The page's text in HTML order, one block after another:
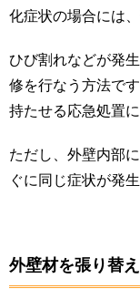
化症状の場合には
ひび割れなどが発
修を行なう方法で
持たせる応急処置に
ただし、外壁内部
ぐに同じ症状が発
外壁材を張り替